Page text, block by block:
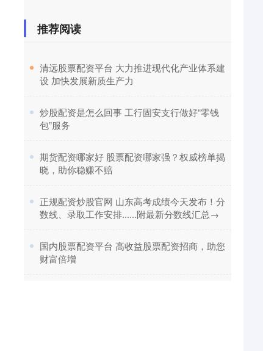
推荐阅读
​清远股票配资平台 大力推进现代化产业体系建
设 加快发展新质生产力
​炒股配资是怎么回事 工行固安支行做好“零钱
包”服务
​期货配资哪家好 股票配资哪家强？权威榜单揭
晓，助你稳赚不赔
​正规配资炒股官网 山东高考成绩今天发布！分
数线、录取工作安排......附最新分数线汇总→
​国内股票配资平台 高收益股票配资招商，助您
财富倍增